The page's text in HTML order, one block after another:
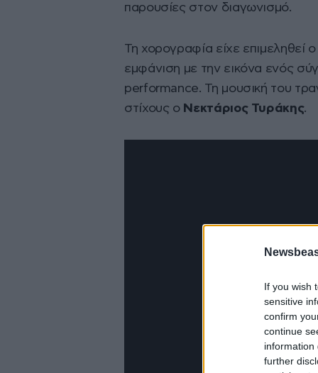
If you wish
sensitive
confirm
continue
information
further
παρουσίες στον διαγωνισμό.
Τη χορογραφία είχε επιμεληθεί ο
εμφάνιση με την εικόνα ενός
performance. Τη μουσική του
στίχους ο Νεκτάριος Τυράκης.